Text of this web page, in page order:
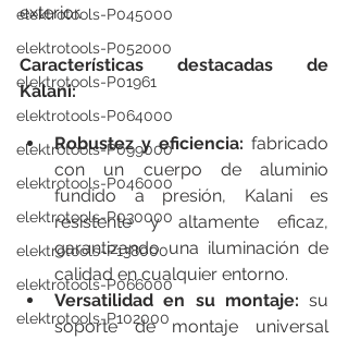
elektrotools-P045000
elektrotools-P052000
elektrotools-P01961
elektrotools-P064000
elektrotools-P099000
elektrotools-P046000
elektrotools-P030000
elektrotools-P138000
elektrotools-P066000
elektrotools-P102000
exterior.
Características destacadas de
Kalani:
Robustez y eficiencia: fabricado
con un cuerpo de aluminio
fundido a presión, Kalani es
resistente y altamente eficaz,
garantizando una iluminación de
calidad en cualquier entorno.
Versatilidad en su montaje: su
soporte de montaje universal